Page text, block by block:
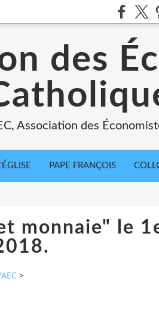
des
Association des
PAPE FRANÇOIS
monnaie" le
>